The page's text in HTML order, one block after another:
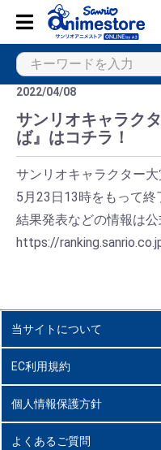
2022/04/08
サンリオキャラク
ば』はコチラ！
サンリオキャラクター
5月23日13時をもって終
結果発表などの情報は公
https://
当サイトについて
EC利用規約
個人情報保護方針
よくあるご質問